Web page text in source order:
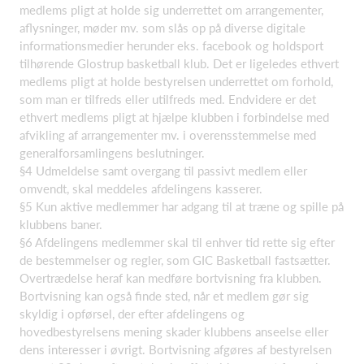
medlems pligt at holde sig underrettet om arrangementer,
aflysninger, møder mv. som slås op på diverse digitale
informationsmedier herunder eks. facebook og holdsport
tilhørende Glostrup basketball klub. Det er ligeledes ethvert
medlems pligt at holde bestyrelsen underrettet om forhold,
som man er tilfreds eller utilfreds med. Endvidere er det
ethvert medlems pligt at hjælpe klubben i forbindelse med
afvikling af arrangementer mv. i overensstemmelse med
generalforsamlingens beslutninger.
§4 Udmeldelse samt overgang til passivt medlem eller
omvendt, skal meddeles afdelingens kasserer.
§5 Kun aktive medlemmer har adgang til at træne og spille på
klubbens baner.
§6 Afdelingens medlemmer skal til enhver tid rette sig efter
de bestemmelser og regler, som GIC Basketball fastsætter.
Overtrædelse heraf kan medføre bortvisning fra klubben.
Bortvisning kan også finde sted, når et medlem gør sig
skyldig i opførsel, der efter afdelingens og
hovedbestyrelsens mening skader klubbens anseelse eller
dens interesser i øvrigt. Bortvisning afgøres af bestyrelsen